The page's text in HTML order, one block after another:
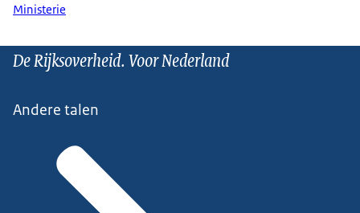
Ministerie
De Rijksoverheid. Voor Nederland
Andere talen